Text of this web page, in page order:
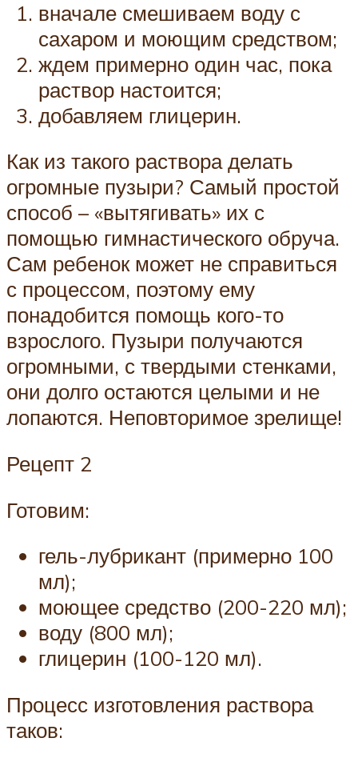
вначале смешиваем воду с
сахаром и моющим средством;
ждем примерно один час, пока
раствор настоится;
добавляем глицерин.
Как из такого раствора делать
огромные пузыри? Самый простой
способ – «вытягивать» их с
помощью гимнастического обруча.
Сам ребенок может не справиться
с процессом, поэтому ему
понадобится помощь кого-то
взрослого. Пузыри получаются
огромными, с твердыми стенками,
они долго остаются целыми и не
лопаются. Неповторимое зрелище!
Рецепт 2
Готовим:
гель-лубрикант (примерно 100
мл);
моющее средство (200-220 мл);
воду (800 мл);
глицерин (100-120 мл).
Процесс изготовления раствора
таков: